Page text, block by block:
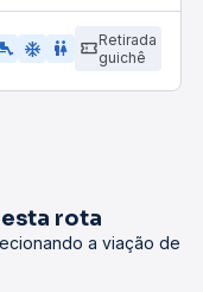
ac_unit WC
Retirada
guichê
rota
a viação de